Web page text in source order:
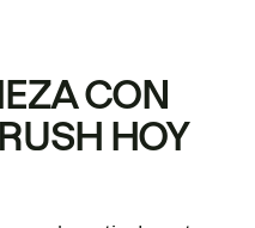
CON
HOY